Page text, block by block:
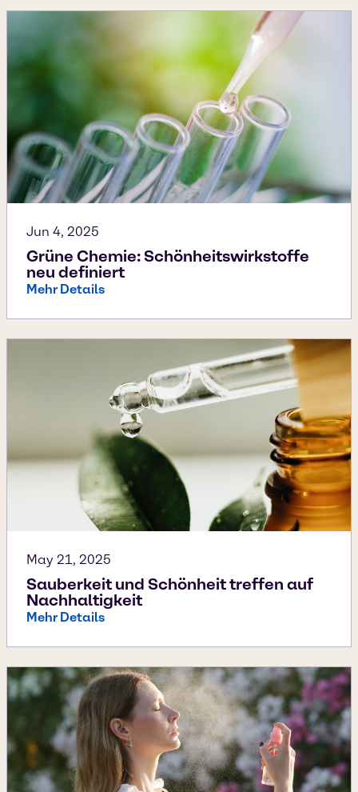
Jun 4, 2025
Grüne Chemie: Schönheitswirkstoffe
neu definiert
Mehr Details
May 21, 2025
Sauberkeit und Schönheit treffen auf
Nachhaltigkeit
Mehr Details